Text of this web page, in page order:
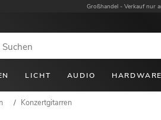
Großhandel - Verkauf nur
LICHT AUDIO HARDWARE
/ Konzertgitarren